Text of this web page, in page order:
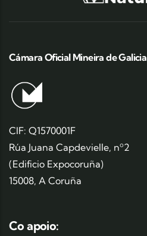
Cámara Oficial Mineira de Galicia
CIF: Q1570001F
Rúa Juana Capdevielle, nº2
(Edificio Expocoruña)
15008, A Coruña
Co apoio: